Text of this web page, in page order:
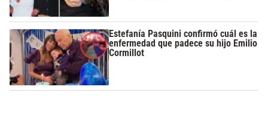
Estefanía Pasquini confirmó cuál es la
enfermedad que padece su hijo Emilio
Cormillot